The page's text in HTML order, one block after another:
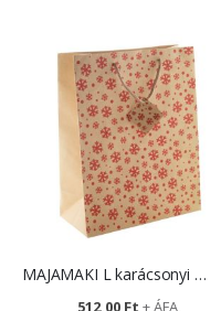
MAJAMAKI L karácsonyi papírtáska, nagy - céglogóval